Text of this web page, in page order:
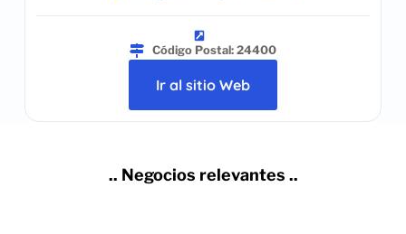
Código Postal: 24400
Ir al sitio Web
.. Negocios relevantes ..